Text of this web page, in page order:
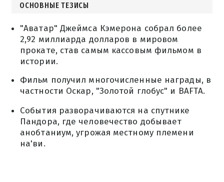
ОСНОВНЫЕ ТЕЗИСЫ
"Аватар" Джеймса Кэмерона собрал более
2,92 миллиарда долларов в мировом
прокате, став самым кассовым фильмом в
истории.
Фильм получил многочисленные награды, в
частности Оскар, "Золотой глобус" и BAFTA.
События разворачиваются на спутнике
Пандора, где человечество добывает
анобтаниум, угрожая местному племени
на'ви.